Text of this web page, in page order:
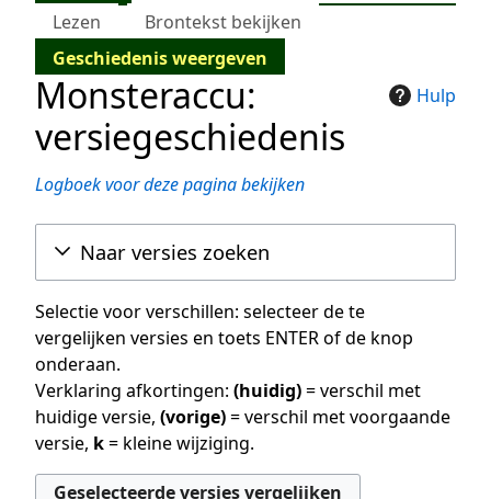
Lezen
Brontekst bekijken
Geschiedenis weergeven
Hulp
Monsteraccu:
versiegeschiedenis
Logboek voor deze pagina bekijken
Naar versies zoeken
Selectie voor verschillen: selecteer de te
vergelijken versies en toets ENTER of de knop
onderaan.
Verklaring afkortingen: (huidig)= verschil met
huidige versie, (vorige)= verschil met voorgaande
versie, k= kleine wijziging.